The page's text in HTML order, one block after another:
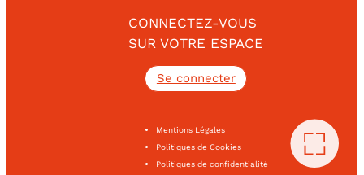
CONNECTEZ-VOUS
SUR VOTRE ESPACE
Se connecter
Mentions Légales
Politiques de Cookies
Politiques de confidentialité